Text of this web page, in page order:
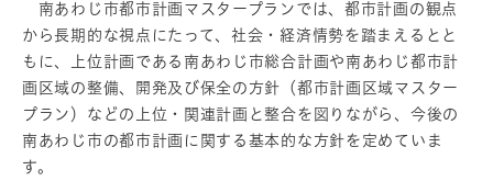
南あわじ市都市計画マスタープランでは、都市計画の観点
から長期的な視点にたって、社会・経済情勢を踏まえるとと
もに、上位計画である南あわじ市総合計画や南あわじ都市計
画区域の整備、開発及び保全の方針（都市計画区域マスター
プラン）などの上位・関連計画と整合を図りながら、今後の
南あわじ市の都市計画に関する基本的な方針を定めていま
す。